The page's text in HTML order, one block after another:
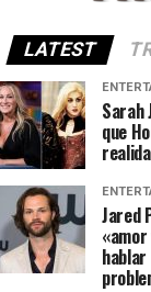
LATEST
Sarah
que
Jared